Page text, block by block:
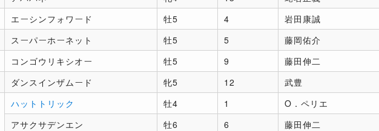
エーシンフォワード 牡5 4 岩田康誠
スーパーホーネット 牡5 5 藤岡佑介
コンゴウリキシオー 牡5 9 藤田伸二
ダンスインザムード 牝5 12 武豊
ハットトリック 牡4 1 O．ペリエ
アサクサデンエン
牡6 6 藤田伸二